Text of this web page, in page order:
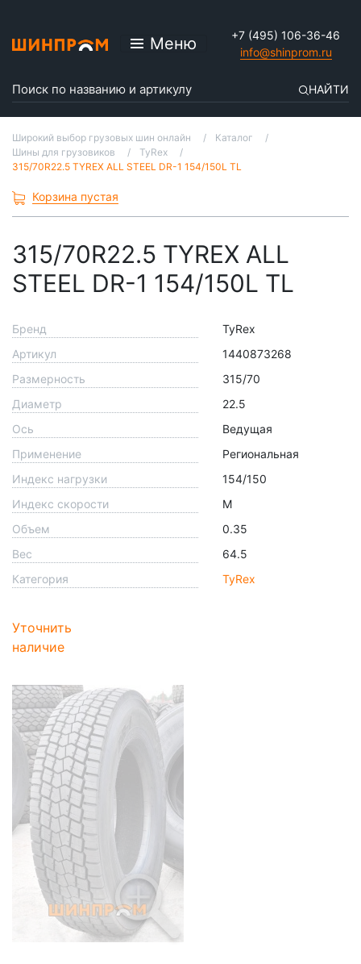
Меню
+7 (495) 106-36-46
info@shinprom.ru
НАЙТИ
Широкий выбор грузовых шин онлайн
Каталог
Шины для грузовиков
TyRex
315/70R22.5 TYREX ALL STEEL DR-1 154/150L TL
Корзина пустая
315/70R22.5 TYREX ALL
STEEL DR-1 154/150L TL
Бренд
TyRex
Артикул
1440873268
Размерность
315/70
Диаметр
22.5
Ось
Ведущая
Применение
Региональная
Индекс нагрузки
154/150
Индекс скорости
M
Объем
0.35
Вес
64.5
Категория
TyRex
Уточнить
наличие